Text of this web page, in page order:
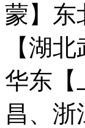
蒙】 东
【湖
华东【
昌、浙